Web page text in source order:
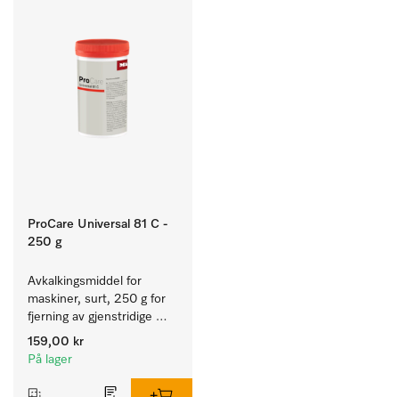
ProCare Universal 81 C -
250 g
Avkalkingsmiddel for
maskiner, surt, 250 g for
fjerning av gjenstridige
kalkavleiringer.
159,00 kr
På lager